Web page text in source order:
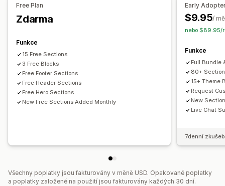
Free Plan
Zdarma
Funkce
15 Free Sections
3 Free Blocks
Free Footer Sections
Free Header Sections
Free Hero Sections
New Free Sections Added Monthly
Early
$9.95/
nebo $89.95/
Funkce
Full Bundle
80+
15+ Theme
Request
New
Live Chat
7denní
Všechny poplatky jsou fakturovány v měně USD. Opakované poplatky
a poplatky založené na použití jsou fakturovány každých 30 dní.